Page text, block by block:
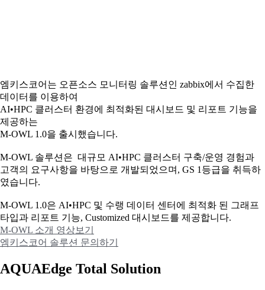
엠키스코어는 오픈소스 모니터링 솔루션인 zabbix에서 수집한
데이터를 이용하여
AI•HPC 클러스터 환경에 최적화된 대시보드 및 리포트 기능을
제공하는
M-OWL 1.0을 출시했습니다.
M-OWL 솔루션은 대규모 AI•HPC 클러스터 구축/운영 경험과
고객의 요구사항을 바탕으로 개발되었으며, GS 1등급을 취득하
였습니다.
M-OWL 1.0은 AI•HPC 및 수랭 데이터 센터에 최적화 된 그래프
타입과 리포트 기능, Customized 대시보드를 제공합니다.
M-OWL 소개 영상보기
엠키스코어 솔루션 문의하기
AQUAEdge Total Solution